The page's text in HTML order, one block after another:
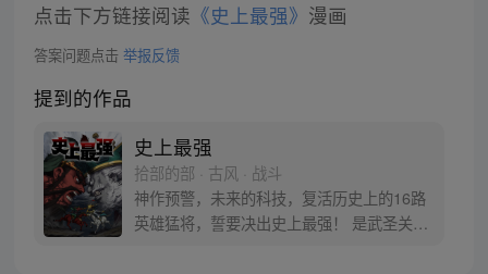
点击下方链接阅读 《史上最强》 漫画
答案问题点击 举报反馈
提到的作品
史上最强
拾部的部 · 古风 · 战斗
神作预警，未来的科技，复活历史上的16路
英雄猛将，誓要决出史上最强！ 是武圣关云